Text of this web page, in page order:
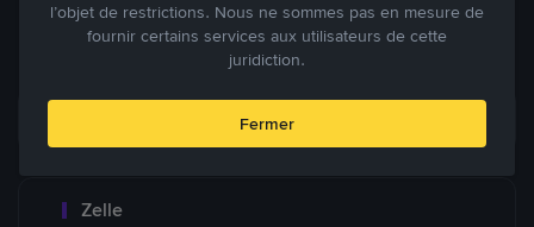
Principaux modes de paiement
Zelle
l’objet de restrictions. Nous ne sommes pas en mesure de
fournir certains services aux utilisateurs de cette
juridiction.
Fermer